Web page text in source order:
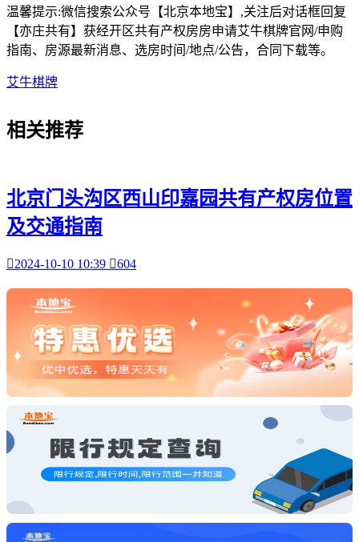
温馨提示:微信搜索公众号【北京本地宝】,关注后对话框回复
【亦庄共有】获经开区共有产权房房申请艾牛棋牌官网/申购
指南、房源最新消息、选房时间/地点/公告，合同下载等。
艾牛棋牌
相关推荐
北京门头沟区西山印嘉园共有产权房位置
及交通指南
2024-10-10 10:39 604